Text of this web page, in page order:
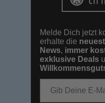
Melde Dich jetzt
erhalte die
News, immer
exklusive Deals